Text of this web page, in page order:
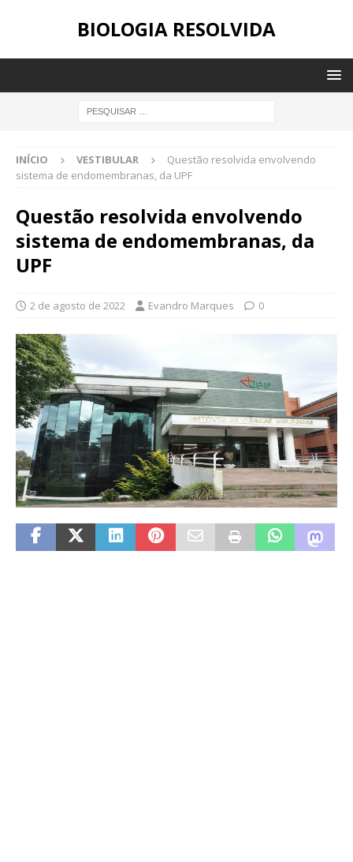
BIOLOGIA RESOLVIDA
INÍCIO VESTIBULAR
Questão resolvida envolvendo
sistema de endomembranas, da UPF
Questão resolvida envolvendo
sistema de endomembranas, da
UPF
2 de agosto de 2022 Evandro Marques 0